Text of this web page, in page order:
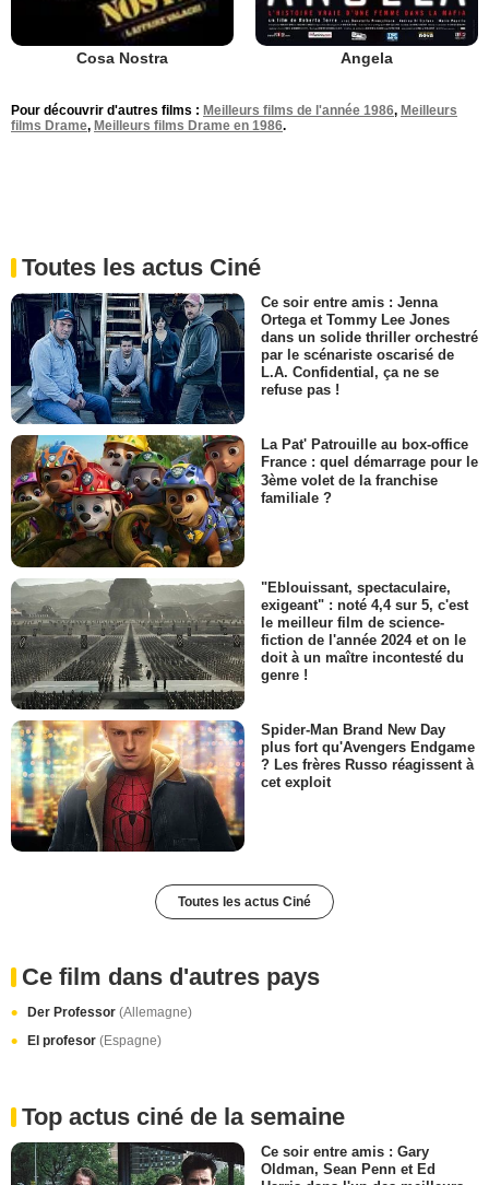
Cosa Nostra Angela
Pour découvrir d'autres films : Meilleurs films de l'année 1986, Meilleurs
films Drame, Meilleurs films Drame en 1986.
Toutes les actus Ciné
Ce soir entre amis : Jenna
Ortega et Tommy Lee Jones
dans un solide thriller orchestré
par le scénariste oscarisé de
L.A. Confidential, ça ne se
refuse pas !
La Pat' Patrouille au box-office
France : quel démarrage pour le
3ème volet de la franchise
familiale ?
"Eblouissant, spectaculaire,
exigeant" : noté 4,4 sur 5, c'est
le meilleur film de science-
fiction de l'année 2024 et on le
doit à un maître incontesté du
genre !
Spider-Man Brand New Day
plus fort qu'Avengers Endgame
? Les frères Russo réagissent à
cet exploit
Toutes les actus Ciné
Ce film dans d'autres pays
Der Professor (Allemagne)
El profesor (Espagne)
Top actus ciné de la semaine
Ce soir entre amis : Gary
Oldman, Sean Penn et Ed